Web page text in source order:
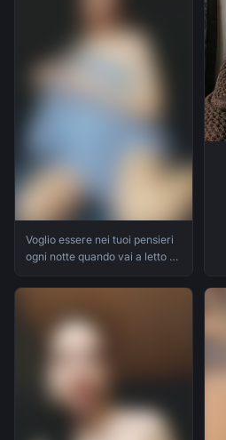
Voglio essere nei tuoi pensieri
ogni notte quando vai a letto e
guard